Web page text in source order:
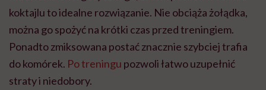
koktajlu to idealne rozwiązanie. Nie obciąża żołądka,
można go spożyć na krótki czas przed treningiem.
Ponadto zmiksowana postać znacznie szybciej trafia
do komórek. Po treningu pozwoli łatwo uzupełnić
straty i niedobory.